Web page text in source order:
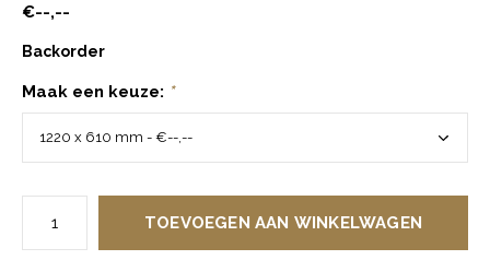
€--,--
Backorder
Maak een keuze: *
TOEVOEGEN AAN WINKELWAGEN